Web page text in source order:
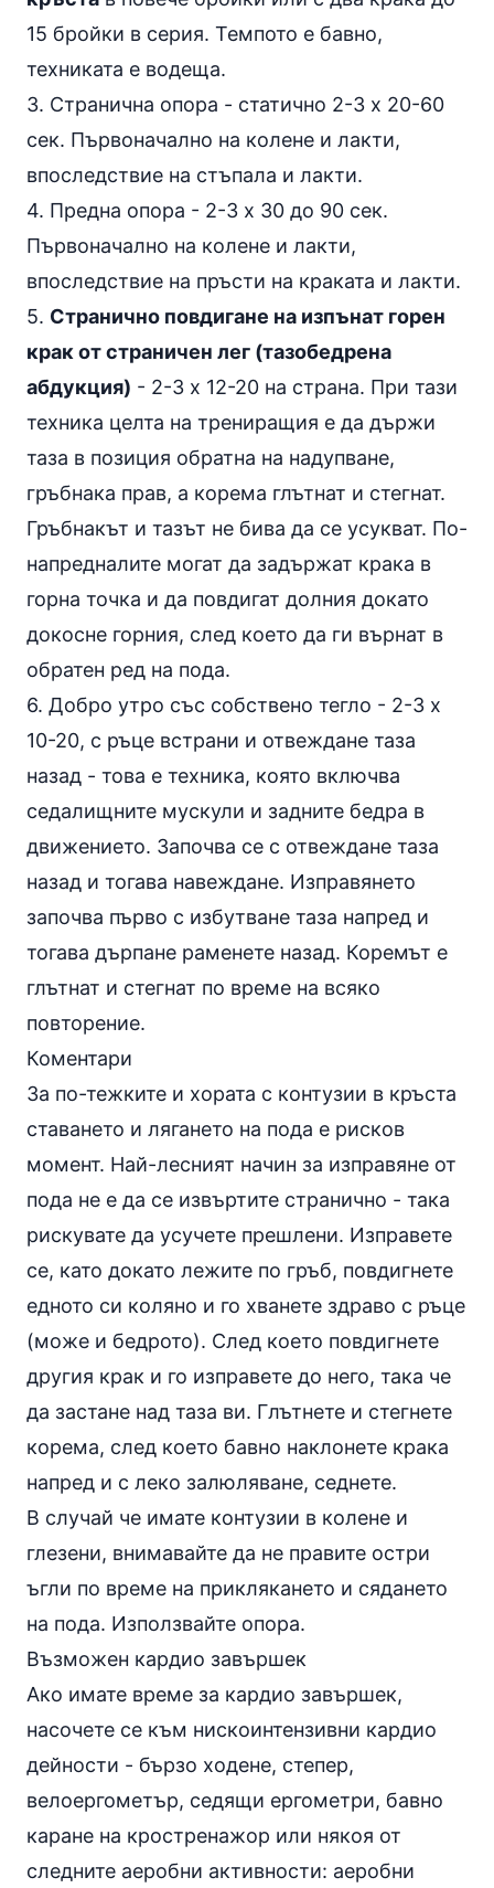
15 бройки в серия. Темпото е бавно,
техниката е водеща.
3. Странична опора - статично 2-3 х 20-60
сек. Първоначално на колене и лакти,
впоследствие на стъпала и лакти.
4. Предна опора - 2-3 х 30 до 90 сек.
Първоначално на колене и лакти,
впоследствие на пръсти на краката и лакти.
5. Странично повдигане на изпънат горен
крак от страничен лег (тазобедрена
абдукция) - 2-3 х 12-20 на страна. При тази
техника целта на трениращия е да държи
таза в позиция обратна на надупване,
гръбнака прав, а корема глътнат и стегнат.
Гръбнакът и тазът не бива да се усукват. По-
напредналите могат да задържат крака в
горна точка и да повдигат долния докато
докосне горния, след което да ги върнат в
обратен ред на пода.
6. Добро утро със собствено тегло - 2-3 х
10-20, с ръце встрани и отвеждане таза
назад - това е техника, която включва
седалищните мускули и задните бедра в
движението. Започва се с отвеждане таза
назад и тогава навеждане. Изправянето
започва първо с избутване таза напред и
тогава дърпане раменете назад. Коремът е
глътнат и стегнат по време на всяко
повторение.
Коментари
За по-тежките и хората с контузии в кръста
ставането и лягането на пода е рисков
момент. Най-лесният начин за изправяне от
пода не е да се извъртите странично - така
рискувате да усучете прешлени. Изправете
се, като докато лежите по гръб, повдигнете
едното си коляно и го хванете здраво с ръце
(може и бедрото). След което повдигнете
другия крак и го изправете до него, така че
да застане над таза ви. Глътнете и стегнете
корема, след което бавно наклонете крака
напред и с леко залюляване, седнете.
В случай че имате контузии в колене и
глезени, внимавайте да не правите остри
ъгли по време на приклякането и сядането
на пода. Използвайте опора.
Възможен кардио завършек
Ако имате време за кардио завършек,
насочете се към нискоинтензивни кардио
дейности - бързо ходене, степер,
велоергометър, седящи ергометри, бавно
каране на кростренажор или някоя от
следните аеробни активности: аеробни